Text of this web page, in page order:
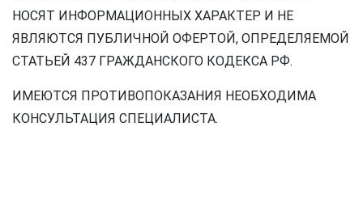
НОСЯТ ИНФОРМАЦИОННЫХ ХАРАКТЕР И НЕ
ЯВЛЯЮТСЯ ПУБЛИЧНОЙ ОФЕРТОЙ, ОПРЕДЕЛЯЕМОЙ
СТАТЬЕЙ 437 ГРАЖДАНСКОГО КОДЕКСА РФ.
ИМЕЮТСЯ ПРОТИВОПОКАЗАНИЯ НЕОБХОДИМА
КОНСУЛЬТАЦИЯ СПЕЦИАЛИСТА.